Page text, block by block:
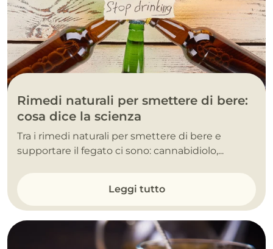
Rimedi naturali per smettere di bere:
cosa dice la scienza
Tra i rimedi naturali per smettere di bere e
supportare il fegato ci sono: cannabidiolo,...
Leggi tutto